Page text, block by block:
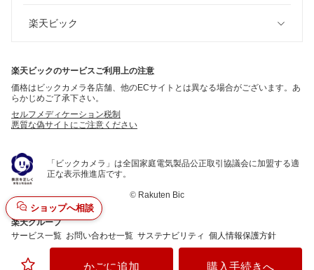
かごに追加 購入手続きへ
ショップへ相談
楽天ビック
楽天ビックのサービスご利用上の注意
価格はビックカメラ各店舗、他のECサイトとは異なる場合がございます。あ
らかじめご了承下さい。
セルフメディケーション税制
悪質な偽サイトにご注意ください
「ビックカメラ」は全国家庭電気製品公正取引協議会に加盟する適
正な表示推進店です。
© Rakuten Bic
楽天グループ
サービス一覧 お問い合わせ一覧 サステナビリティ 個人情報保護方針